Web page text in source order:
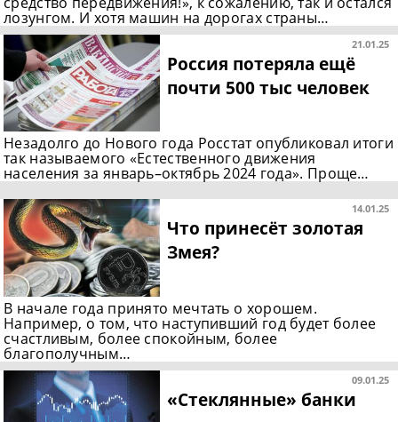
лозунгом. И хотя машин на дорогах страны…
21.01.25
Россия потеряла ещё
почти 500 тыс человек
Незадолго до Нового года Росстат опубликовал итоги
так называемого «Естественного движения
населения за январь–октябрь 2024 года». Проще…
14.01.25
Что принесёт золотая
Змея?
В начале года принято мечтать о хорошем.
Например, о том, что наступивший год будет более
счастливым, более спокойным, более
благополучным…
09.01.25
«Стеклянные» банки